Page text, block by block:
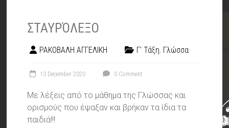
ΣΤΑΥΡΌΛΕΞΟ
ΡΑΚΟΒΑΛΗ ΑΓΓΕΛΙΚΗ Γ' Τάξη, Γλώσσα
13 December 2020 0 Comment
Με λέξεις από το μάθημα της Γλώσσας και
ορισμούς που έψαξαν και βρήκαν τα ίδια τα
παιδιά!!!